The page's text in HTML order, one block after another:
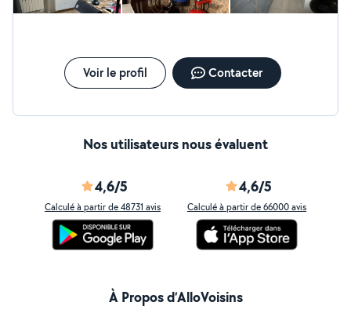
Voir le profil Contacter
Nos utilisateurs nous évaluent
4,6/5
Calculé à partir de 48731 avis
4,6/5
Calculé à partir de 66000 avis
À Propos d’AlloVoisins